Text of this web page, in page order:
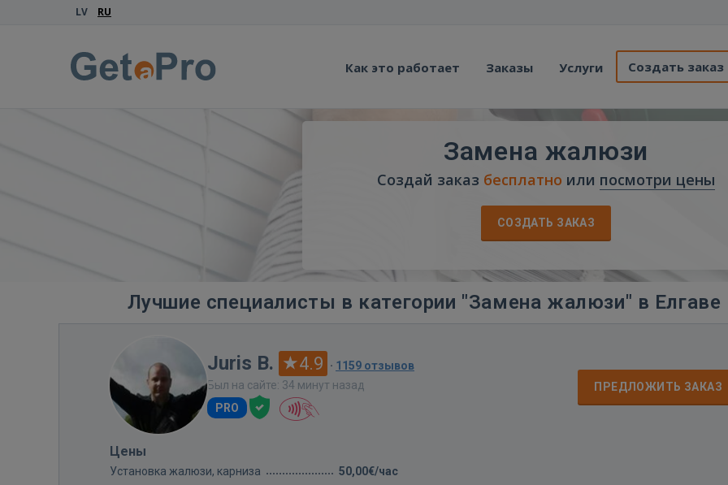
LV RU
Как это работает Заказы Услуги Создать заказ
Замена жалюзи
Создай заказ бесплатно или посмотри цены
СОЗДАТЬ ЗАКАЗ
Лучшие специалисты в категории "Замена жалюзи" в Елгаве
Juris B. 4.9 · 1159 отзывов
Был на сайте: 34 минут назад
PRO
ПРЕДЛОЖИТЬ ЗАКАЗ
Цены
Установка жалюзи, карниза 50,00€/час